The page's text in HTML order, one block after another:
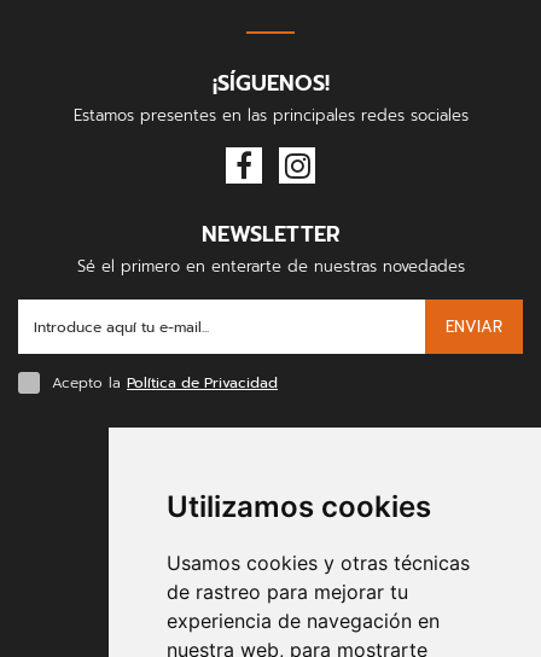
Utilizamos cookies
Usamos cookies y otras técnicas
de rastreo para mejorar tu
experiencia de navegación en
nuestra web, para mostrarte
¡SÍGUENOS!
Estamos presentes en las principales redes sociales
NEWSLETTER
Sé el primero en enterarte de nuestras novedades
ENVIAR
Acepto la Política de Privacidad